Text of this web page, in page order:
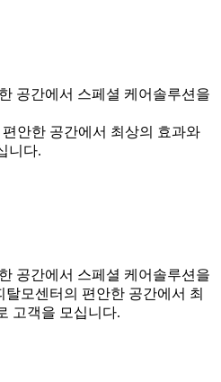
공간에서 스페셜 케어솔루션을
안한 공간에서 최상의 효과와
니다.
공간에서 스페셜 케어솔루션을
모센터의 편안한 공간에서 최
고객을 모십니다.